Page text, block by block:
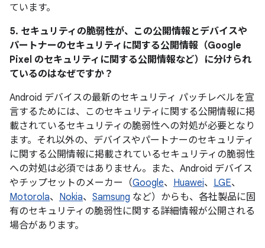
ています。
5. セキュリティの脆弱性が、この公開情報とデバイスや
パートナーのセキュリティに関する公開情報（Google
Pixel のセキュリティに関する公開情報など）に分けられ
ているのはなぜですか？
Android デバイスの最新のセキュリティ パッチレベルを宣
言するためには、このセキュリティに関する公開情報に掲
載されているセキュリティの脆弱性への対処が必要となり
ます。それ以外の、デバイスやパートナーのセキュリティ
に関する公開情報に掲載されているセキュリティの脆弱性
への対処は必須ではありません。また、Android デバイス
やチップセットのメーカー（Google、 Huawei、 LGE、
Motorola、 Nokia、 Samsung など）からも、各社製品に固
有のセキュリティの脆弱性に関する詳細情報が公開される
場合があります。